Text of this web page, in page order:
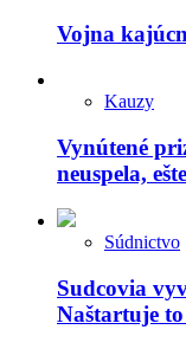
Vojna
Kauzy
Vynútené
neuspela,
Súdnictvo
Sudcovia
Naštartuje